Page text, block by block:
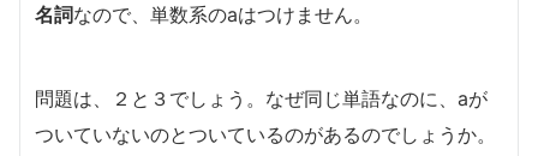
名詞なので、単数系のaはつけません。
問題は、２と３でしょう。なぜ同じ単語なのに、aが
ついていないのとついているのがあるのでしょうか。